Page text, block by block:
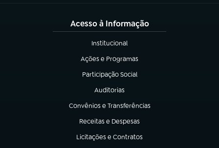
Acesso à Informação
Institucional
(abre em nova aba)
Ações e Programas
(abre em nova aba)
Participação Social
(abre em nova aba)
Auditorias
(abre em nova aba)
Convênios e Transferências
(abre em nova aba)
Receitas e Despesas
(abre em nova aba)
Licitações e Contratos
(abre em nova aba)